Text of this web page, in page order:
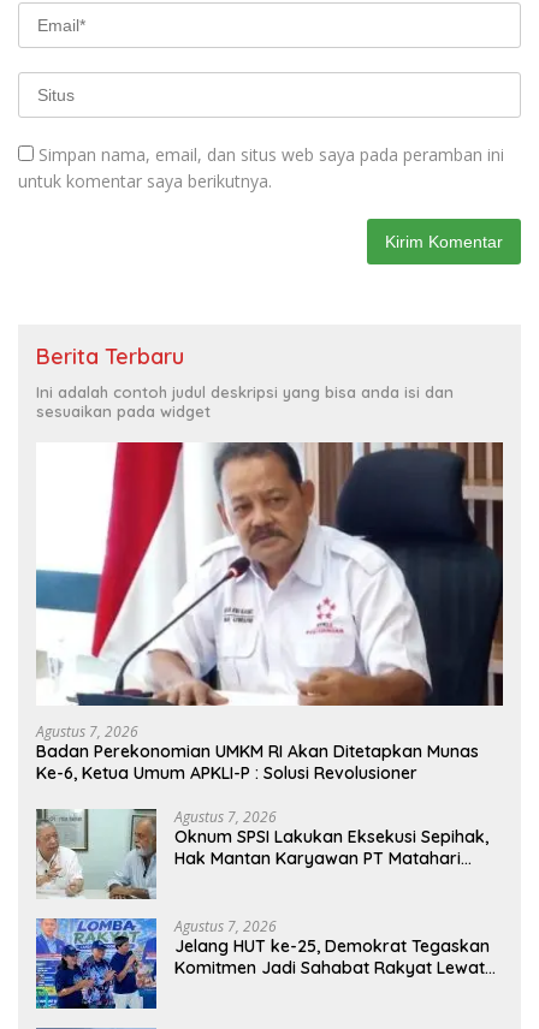
Simpan nama, email, dan situs web saya pada peramban ini
untuk komentar saya berikutnya.
Berita Terbaru
Ini adalah contoh judul deskripsi yang bisa anda isi dan
sesuaikan pada widget
Agustus 7, 2026
Badan Perekonomian UMKM RI Akan Ditetapkan Munas
Ke-6, Ketua Umum APKLI-P : Solusi Revolusioner
Agustus 7, 2026
Oknum SPSI Lakukan Eksekusi Sepihak,
Hak Mantan Karyawan PT Matahari
Agustus 7, 2026
Jelang HUT ke-25, Demokrat Tegaskan
Komitmen Jadi Sahabat Rakyat Lewat